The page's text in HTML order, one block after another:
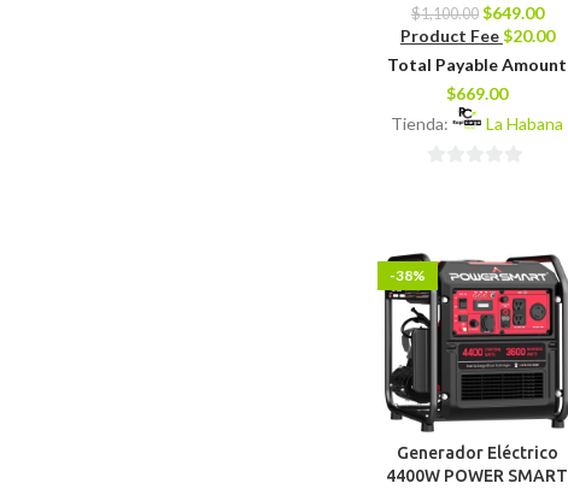
$1,100.00 $649.00
Product Fee$20.00
Total Payable Amount
$669.00
Tienda:
La Habana
-38%
Generador Eléctrico
4400W POWER SMART